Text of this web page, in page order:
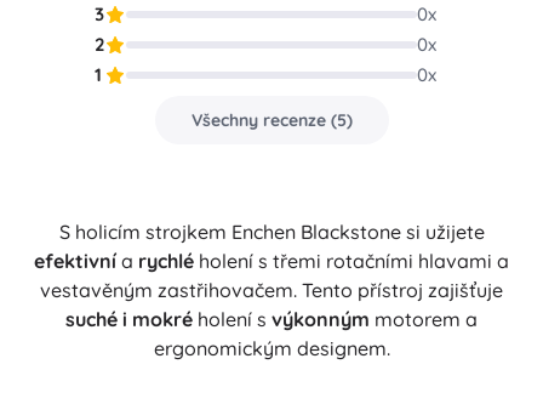
3
0x
2
0x
1
0x
Všechny recenze(5)
S holicím strojkem Enchen Blackstone si užijete
efektivní a rychlé holení s třemi rotačními hlavami a
vestavěným zastřihovačem. Tento přístroj zajišťuje
suché i mokré holení s výkonným motorem a
ergonomickým designem.